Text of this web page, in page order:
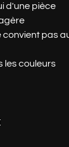
d'une pièce
convient pas
les couleurs